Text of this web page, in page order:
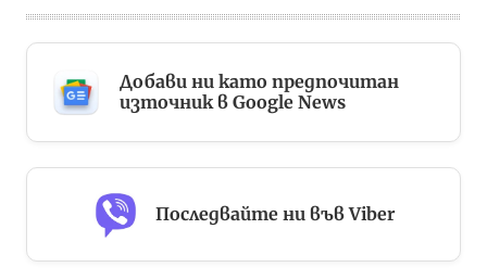
Добави ни като предпочитан
източник в Google News
Последвайте ни във Viber